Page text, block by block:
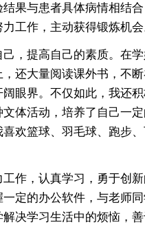
果与患者具体病情相结
工作，主动获得锻炼机会
提高自己的素质。在学
还大量阅读课外书，不
眼界。不仅如此，我还
体活动，培养了自己一
欢篮球、羽毛球、跑步
，认真学习，勇于创新
定的办公软件，与老师
决学习生活中的烦恼，